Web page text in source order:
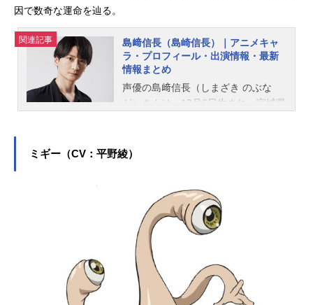
因で数奇な運命を辿る。
関連記事
島﨑信長（島崎信長）｜アニメキャ
ラ・プロフィール・出演情報・最新
情報まとめ
声優の島﨑信長（しまざき のぶな
が）さんは、12月6日生まれ、宮城県
など、人気作品のキャラクターを多
ミギー（CV：平野綾）